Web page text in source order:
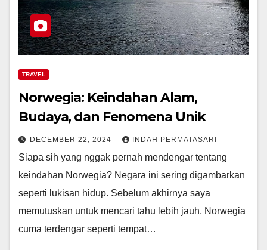
TRAVEL
Norwegia: Keindahan Alam,
Budaya, dan Fenomena Unik
DECEMBER 22, 2024 INDAH PERMATASARI
Siapa sih yang nggak pernah mendengar tentang
keindahan Norwegia? Negara ini sering digambarkan
seperti lukisan hidup. Sebelum akhirnya saya
memutuskan untuk mencari tahu lebih jauh, Norwegia
cuma terdengar seperti tempat…